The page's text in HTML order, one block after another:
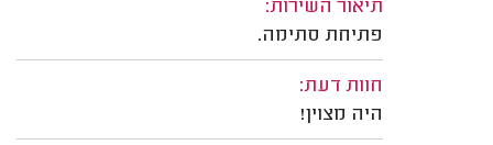
תיאור השירות:
פתיחת סתימה.
חוות דעת:
היה מצוין!